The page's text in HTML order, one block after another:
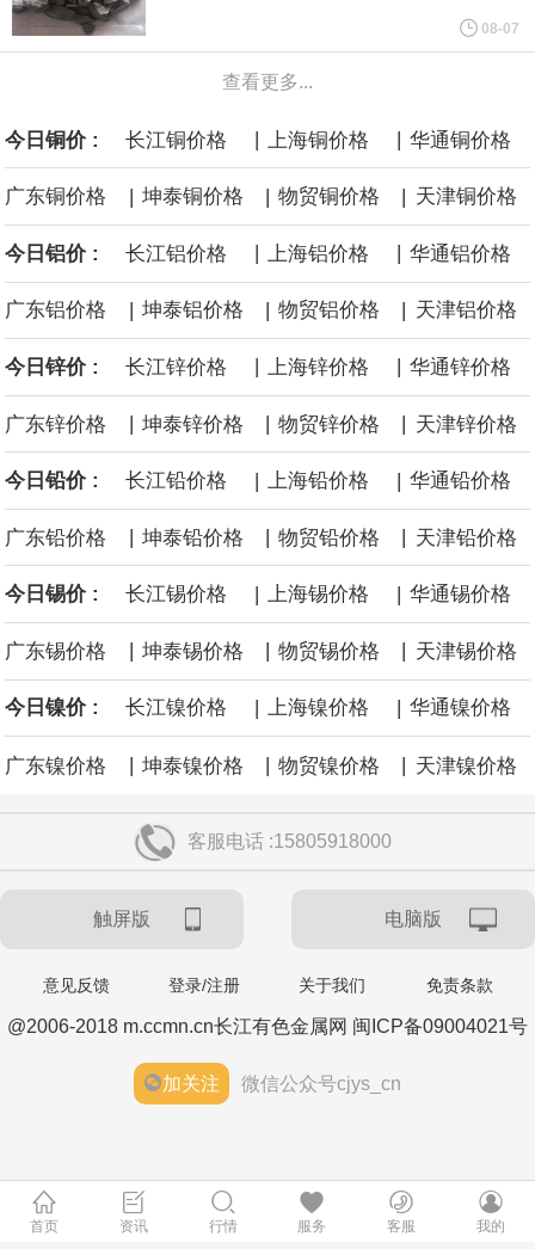
美国国会预算办公室（CBO）于当地时间5日发布报告称，美国海军
计划建造的15艘核动力“特朗普级”（Trump-class）战列舰，从研发
到采购的总费用可能高达2750亿美元，为美国有史以来最昂贵的水
面战舰项目之一。 根据CBO的初步估算，首舰造价约234亿美元，
后续14艘平均每艘约180亿美元。
黄金价格有望录得自今年1月以来最大单周涨幅。油价走弱为金价提
供支撑，同时投资者正等待美国非农就业数据，以寻找美国利率前
景的线索。StoneX高级分析师马特·辛普森表示，中东和平前景改善
海力士：龙仁工厂将生产高带宽内存（HBM）及其他下一代动态随
机存取存储器（DRAM）。
08-07
查看更多...
今日铜价 : 长江铜价格 | 上海铜价格 | 华通铜价格
广东铜价格 | 坤泰铜价格 | 物贸铜价格 | 天津铜价格
今日铝价 : 长江铝价格 上海铝价格 华通铝价格
广东铝价格 | 坤泰铝价格 | 物贸铝价格 | 天津铝价格
今日锌价 : 长江锌价格 上海锌价格 华通锌价格
广东锌价格 | 坤泰锌价格 | 物贸锌价格 | 天津锌价格
今日铅价 : 长江铅价格 | 上海铅价格 | 华通铅价格
广东铅价格 坤泰铅价格 物贸铅价格 天津铅价格
今日锡价 : 长江锡价格 | 上海锡价格 | 华通锡价格
广东锡价格 坤泰锡价格 物贸锡价格 天津锡价格
今日镍价 : 长江镍价格 | 上海镍价格 | 华通镍价格
广东镍价格 | 坤泰镍价格 | 物贸镍价格 | 天津镍价格
客服电话 :15805918000
触屏版 电脑版
意见反馈 登录/注册 关于我们 免责条款
@2006-2018 m.ccmn.cn长江有色金属网 闽ICP备09004021号
加关注 微信公众号cjys_cn
首页 资讯 行情 服务 客服 我的